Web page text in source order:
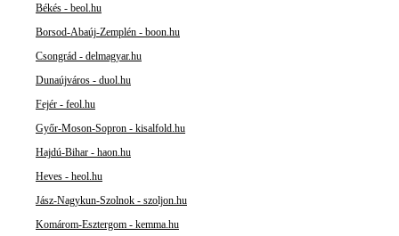
Békés - beol.hu
Borsod-Abaúj-Zemplén - boon.hu
Csongrád - delmagyar.hu
Dunaújváros - duol.hu
Fejér - feol.hu
Győr-Moson-Sopron - kisalfold.hu
Hajdú-Bihar - haon.hu
Heves - heol.hu
Jász-Nagykun-Szolnok - szoljon.hu
Komárom-Esztergom - kemma.hu